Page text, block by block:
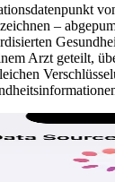
–
Arzt geteilt,